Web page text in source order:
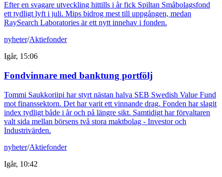
Efter en svagare utveckling hittills i år fick Spiltan Småbolagsfond
ett tydligt lyft i juli. Mips bidrog mest till uppgången, medan
RaySearch Laboratories är ett nytt innehav i fonden.
nyheter/Aktiefonder
Igår, 15:06
Fondvinnare med banktung portfölj
Tommi Saukkoriipi har styrt nästan halva SEB Swedish Value Fund
mot finanssektorn. Det har varit ett vinnande drag. Fonden har slagit
index tydligt både i år och på längre sikt. Samtidigt har förvaltaren
valt sida mellan börsens två stora maktbolag - Investor och
Industrivärden.
nyheter/Aktiefonder
Igår, 10:42